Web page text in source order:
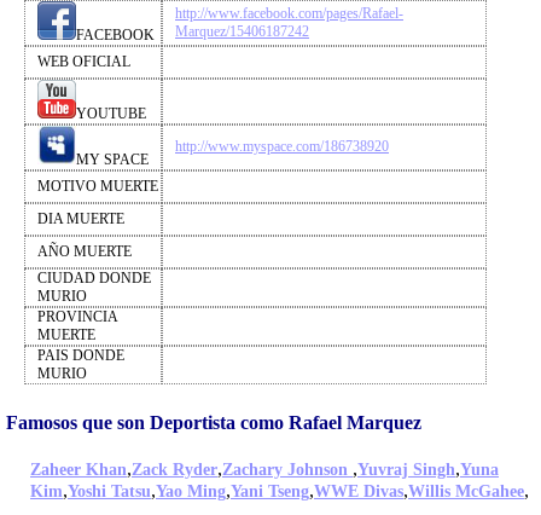
FACEBOOK
http://www.facebook.com/pages/Rafael-
Marquez/15406187242
WEB OFICIAL
YOUTUBE
MY SPACE
http://www.myspace.com/186738920
MOTIVO MUERTE
DIA MUERTE
AÑO MUERTE
CIUDAD DONDE
MURIO
PROVINCIA
MUERTE
PAIS DONDE
MURIO
Famosos que son Deportista como Rafael Marquez
Zaheer Khan,Zack Ryder,Zachary Johnson ,Yuvraj Singh,Yuna
Kim,Yoshi Tatsu,Yao Ming,Yani Tseng,WWE Divas,Willis McGahee,